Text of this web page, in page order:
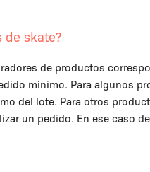
de skate?
de productos
mínimo. Para algunos
del lote. Para otros
un pedido. En ese caso